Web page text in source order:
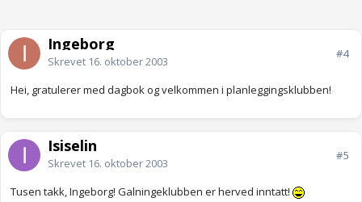
Ingeborg
Skrevet 16. oktober 2003
#4
Hei, gratulerer med dagbok og velkommen i planleggingsklubben!
Isiselin
Skrevet 16. oktober 2003
#5
Tusen takk, Ingeborg! Galningeklubben er herved inntatt!